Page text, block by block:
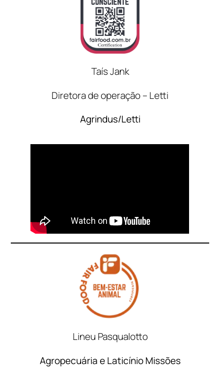
Taís Jank
Diretora de operação – Letti
Agrindus/Letti
Lineu Pasqualotto
Agropecuária e Laticínio Missões